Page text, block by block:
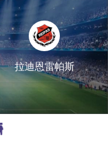
拉迪恩雷帕斯